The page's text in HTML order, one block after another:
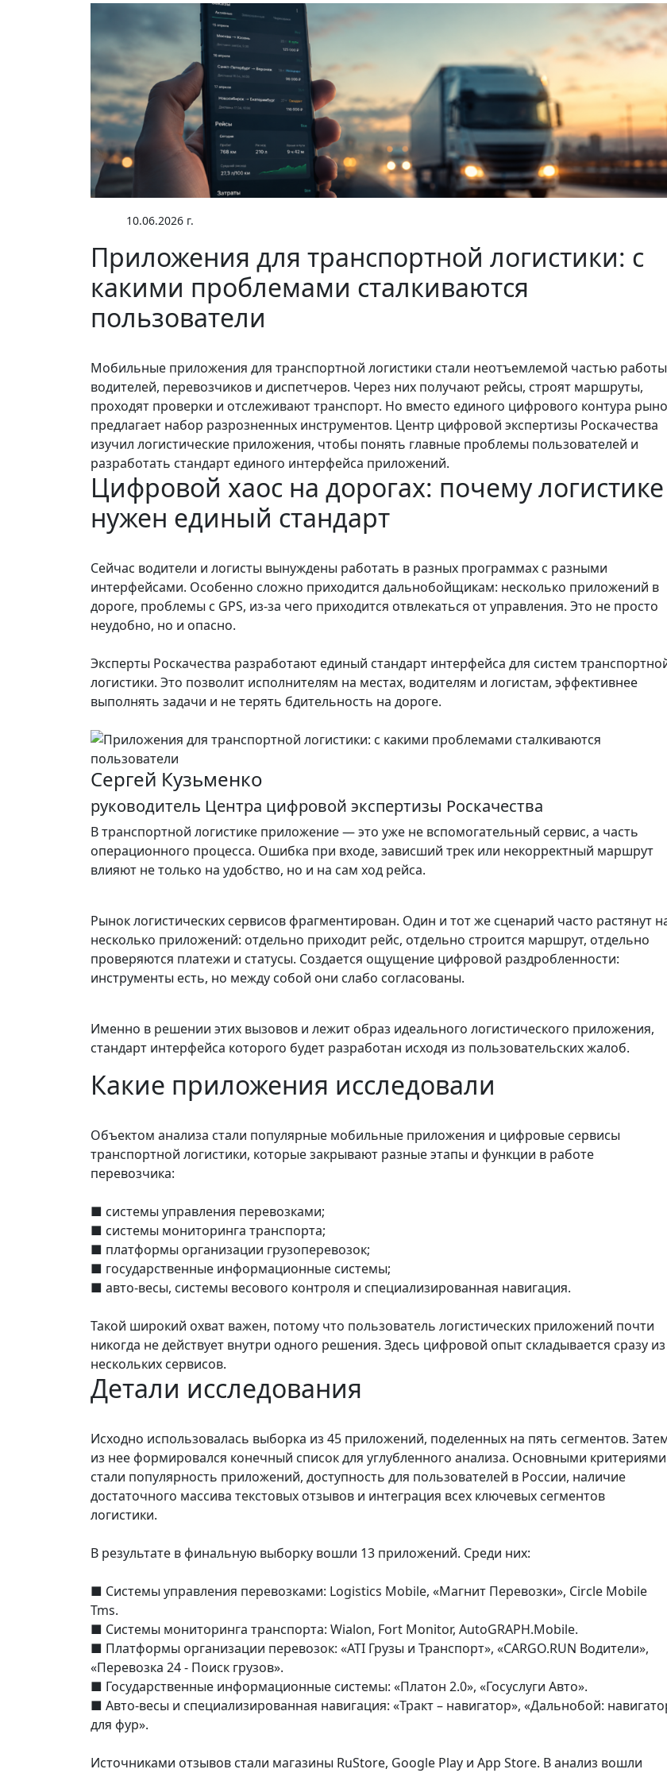
10.06.2026 г.
Приложения для транспортной логистики: с
какими проблемами сталкиваются
пользователи
Мобильные приложения для транспортной логистики стали неотъемлемой частью работы
водителей, перевозчиков и диспетчеров. Через них получают рейсы, строят маршруты,
проходят проверки и отслеживают транспорт. Но вместо единого цифрового контура
предлагает набор разрозненных инструментов. Центр цифровой экспертизы Роскачества
изучил логистические приложения, чтобы понять главные проблемы пользователей и
разработать стандарт единого интерфейса приложений.
Цифровой хаос на дорогах: почему логистике
нужен единый стандарт
Сейчас водители и логисты вынуждены работать в разных программах с разными
интерфейсами. Особенно сложно приходится дальнобойщикам: несколько приложений в
дороге, проблемы с GPS, из-за чего приходится отвлекаться от управления. Это не просто
неудобно, но и опасно.
Эксперты Роскачества разработают единый стандарт интерфейса для систем
логистики. Это позволит исполнителям на местах, водителям и логистам, эффективнее
выполнять задачи и не терять бдительность на дороге.
Сергей Кузьменко
руководитель Центра цифровой экспертизы Роскачества
В транспортной логистике приложение — это уже не вспомогательный сервис, а часть
операционного процесса. Ошибка при входе, зависший трек или некорректный маршрут
влияют не только на удобство, но и на сам ход рейса.
Рынок логистических сервисов фрагментирован. Один и тот же сценарий часто растянут
несколько приложений: отдельно приходит рейс, отдельно строится маршрут, отдельно
проверяются платежи и статусы. Создается ощущение цифровой раздробленности:
инструменты есть, но между собой они слабо согласованы.
Именно в решении этих вызовов и лежит образ идеального логистического приложения,
стандарт интерфейса которого будет разработан исходя из пользовательских жалоб.
Какие приложения исследовали
Объектом анализа стали популярные мобильные приложения и цифровые сервисы
транспортной логистики, которые закрывают разные этапы и функции в работе
перевозчика:
■ системы управления перевозками;
■ системы мониторинга транспорта;
■ платформы организации грузоперевозок;
■ государственные информационные системы;
■ авто-весы, системы весового контроля и специализированная навигация.
Такой широкий охват важен, потому что пользователь логистических приложений почти
никогда не действует внутри одного решения. Здесь цифровой опыт складывается сразу из
нескольких сервисов.
Детали исследования
Исходно использовалась выборка из 45 приложений, поделенных на пять сегментов.
из нее формировался конечный список для углубленного анализа. Основными критериями
стали популярность приложений, доступность для пользователей в России, наличие
достаточного массива текстовых отзывов и интеграция всех ключевых сегментов
логистики.
В результате в финальную выборку вошли 13 приложений. Среди них:
■ Системы управления перевозками: Logistics Mobile, «Магнит Перевозки», Circle Mobile
Tms.
■ Системы мониторинга транспорта: Wialon, Fort Monitor, AutoGRAPH.Mobile.
■ Платформы организации перевозок: «ATI Грузы и Транспорт», «CARGO.RUN Водители»,
«Перевозка 24 - Поиск грузов».
■ Государственные информационные системы: «Платон 2.0», «Госуслуги Авто».
■ Авто-весы и специализированная навигация: «Тракт – навигатор», «Дальнобой:
для фур».
Источниками отзывов стали магазины RuStore, Google Play и App Store. В анализ вошли